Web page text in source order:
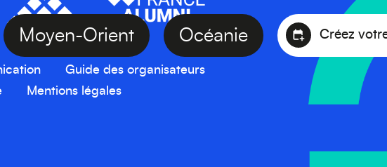
Moyen-Orient Océanie Créez
Guide des organisateurs
Mentions légales